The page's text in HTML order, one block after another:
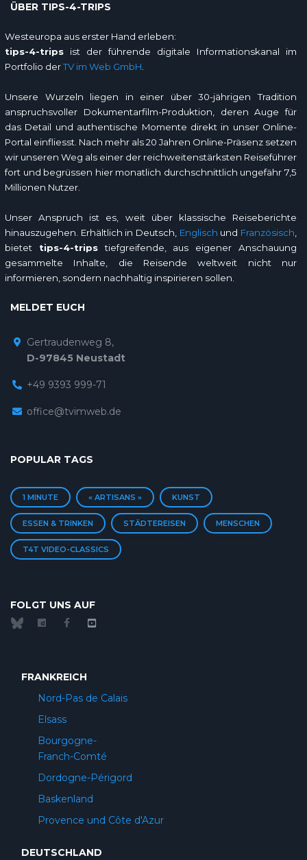
ÜBER TIPS-4-TRIPS
Westeuropa aus erster Hand erleben:
tips-4-trips ist der führende digitale Informationskanal im
Portfolio derTV im Web GmbH
Unsere Wurzeln liegen in einer über 30-jährigen Tradition
anspruchsvoller Dokumentarfilm-Produktion, deren Auge für
das Detail und authentische Momente direkt in unser Online-
Portal einfliesst. Nach mehr als 20 Jahren Online-Präsenz setzen
wir unseren Weg als einer der reichweitenstärksten Reiseführer
fort und begrüssen hier monatlich durchschnittlich ungefähr 7,5
Millionen Nutzer.
Unser Anspruch ist es, weit über klassische Reiseberichte
hinauszugehen. Erhältlich in Deutsch, Englisch und Französisch
bietet tips-4-tripstiefgreifende, aus eigener Anschauung
gesammelte Inhalte, die Reisende weltweit nicht nur
informieren, sondern nachhaltig inspirieren sollen.
MELDET EUCH
Gertraudenweg 8,
D-97845 Neustadt
+49 9393 999-71
office@tvimweb.de
POPULAR TAGS
1 MINUTE « ARTISANS » KUNST
ESSEN & TRINKEN STÄDTEREISEN MENSCHEN
T4T VIDEO-CLASSICS
FOLGT UNS AUF
FRANKREICH
Nord-Pas de Calais
Elsass
Bourgogne-
Franch-Comté
Dordogne-Périgord
Baskenland
Provence und Côte d'Azur
DEUTSCHLAND